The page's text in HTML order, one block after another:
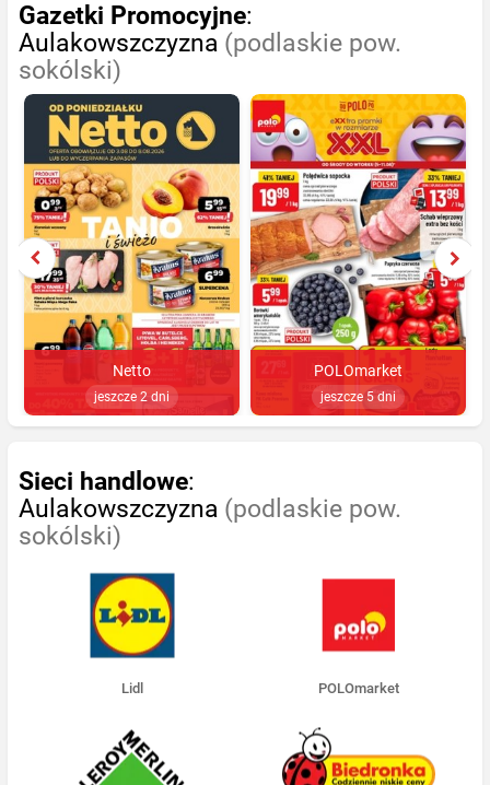
Gazetki Promocyjne:
Aulakowszczyzna (podlaskie pow.
sokólski)
Netto
jeszcze 2 dni
POLOmarket
jeszcze 5 dni
Sieci handlowe:
Aulakowszczyzna (podlaskie pow.
sokólski)
Lidl POLOmarket